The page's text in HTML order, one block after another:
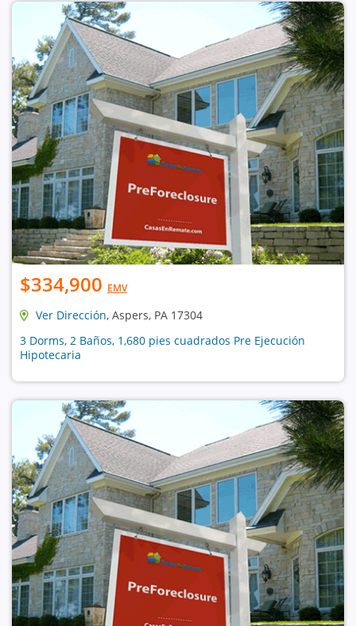
$334,900 EMV
Ver Dirección, Aspers, PA 17304
3 Dorms, 2 Baños, 1,680 pies cuadrados Pre Ejecución
Hipotecaria